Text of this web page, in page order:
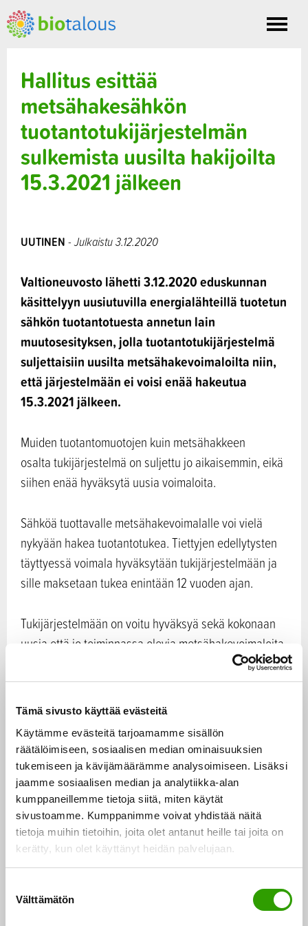
Tämä sivusto käyttää evästeitä
Käytämme evästeitä tarjoamamme sisällön
räätälöimiseen, sosiaalisen median ominaisuuksien
tukemiseen ja kävijämäärämme analysoimiseen. Lisäksi
jaamme sosiaalisen median ja analytiikka-alan
kumppaneillemme tietoja siitä, miten käytät
sivustoamme. Kumppanimme voivat yhdistää näitä
tietoja muihin tietoihin, joita olet antanut heille tai joita on
kerätty, kun olet käyttänyt heidän palvelujaan.
Välttämätön
Toggle
Hallitus esittää
metsähakesähkön
tuotantotukijärjestelmän
sulkemista uusilta hakijoilta
15.3.2021 jälkeen
UUTINEN - Julkaistu 3.12.2020
Valtioneuvosto lähetti 3.12.2020 eduskunnan
käsittelyyn uusiutuvilla energialähteillä tuotetun
sähkön tuotantotuesta annetun lain
muutosesityksen, jolla tuotantotukijärjestelmä
suljettaisiin uusilta metsähakevoimaloilta niin,
että järjestelmään ei voisi enää hakeutua
15.3.2021 jälkeen.
Muiden tuotantomuotojen kuin metsähakkeen
osalta tukijärjestelmä on suljettu jo aikaisemmin, eikä
siihen enää hyväksytä uusia voimaloita.
Sähköä tuottavalle metsähakevoimalalle voi vielä
nykyään hakea tuotantotukea. Tiettyjen edellytysten
täyttyessä voimala hyväksytään tukijärjestelmään ja
sille maksetaan tukea enintään 12 vuoden ajan.
Tukijärjestelmään on voitu hyväksyä sekä kokonaan
uusia että jo toiminnassa olevia metsähakevoimaloita.
Niille maksetaan muuttuvaa tuotantotukea siten, että
metsähakkeen käyttö polttoaineena yhdistetyssä
sähkön ja lämmön tuotannossa säilyy
Ehdotuksen mukaan tuotantotukijärjestelmään ei voisi
hakeutua enää 15.3.2021 jälkeen. Sitä ennen
järjestelmään hakeneille ja sittemmin hyväksytyille
sekä jo nykyisin tuotantotuen piirissä oleville
metsähakevoimaloille maksettaisiin kuitenkin
tuotantotukea normaalisti tukiajan loppuun saakka.
tukeen.